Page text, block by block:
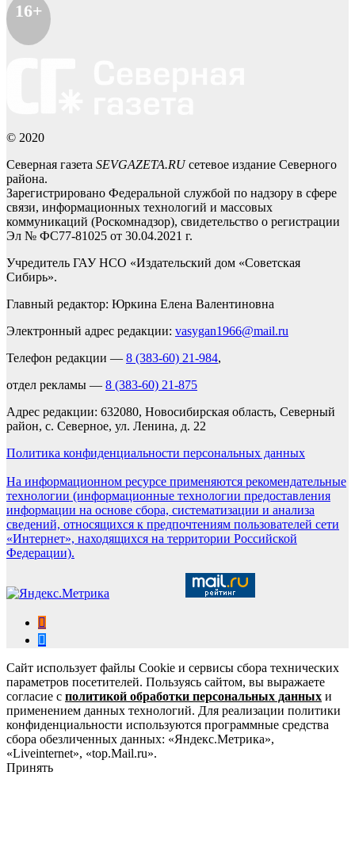
16+
© 2020
Северная газета SEVGAZETA.RUсетевое издание Северного
района.
Зарегистрировано Федеральной службой по надзору в сфере
связи, информационных технологий и массовых
коммуникаций (Роскомнадзор), свидетельство о регистрации
Эл № ФС77-81025 от 30.04.2021 г.
Учредитель ГАУ НСО «Издательский дом «Советская
Сибирь».
Главный редактор: Юркина Елена Валентиновна
Электронный адрес редакции: vasygan1966@mail.ru
Телефон редакции — 8 (383-60) 21-984,
отдел рекламы — 8 (383-60) 21-875
Адрес редакции: 632080, Новосибирская область, Северный
район, с. Северное, ул. Ленина, д. 22
Политика конфиденциальности персональных данных
На информационном ресурсе применяются рекомендательные
технологии (информационные технологии предоставления
информации на основе сбора, систематизации и анализа
сведений, относящихся к предпочтениям пользователей сети
«Интернет», находящихся на территории Российской
Федерации).
Сайт использует файлы Cookie и сервисы сбора технических
параметров посетителей. Пользуясь сайтом, вы выражаете
согласие с политикой обработки персональных данных и
применением данных технологий. Для реализации политики
конфиденциальности используются программные средства
сбора обезличенных данных: «Яндекс.Метрика»,
«Liveinternet», «top.Mail.ru».
Принять